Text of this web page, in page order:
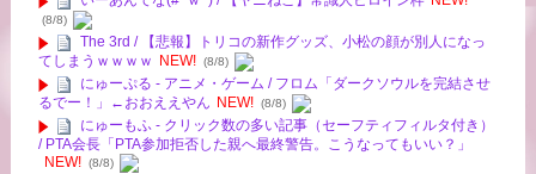
(8/8)
The 3rd / 【悲報】トリコの新作グッズ、小松の顔が別人になっ
てしまうｗｗｗｗ
NEW! (8/8)
にゅーぷる - アニメ・ゲーム / フロム「ダークソウルを完結させ
るでー！」←おおええやん NEW! (8/8)
にゅーもふ - クリック数の多い記事（セーフティフィルタ付き）
/ PTA会長「PTA参加拒否した親へ最終警告。こうなってもいい？」
NEW! (8/8)